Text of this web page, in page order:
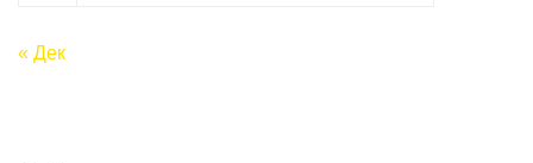
« Дек